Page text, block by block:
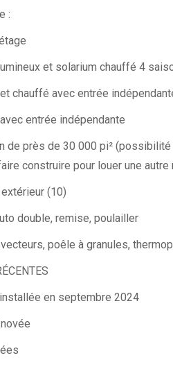
:
et solarium chauffé 4
chauffé avec entrée
entrée indépendante
de près de 30 000 pi²
construire pour louer une autre
(10)
double, remise, poulailler
poêle à granules,
en septembre 2024